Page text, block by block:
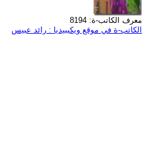
معرف الكاتب-ة: 8194
الكاتب-ة في موقع ويكيبيديا : رائد عبيس